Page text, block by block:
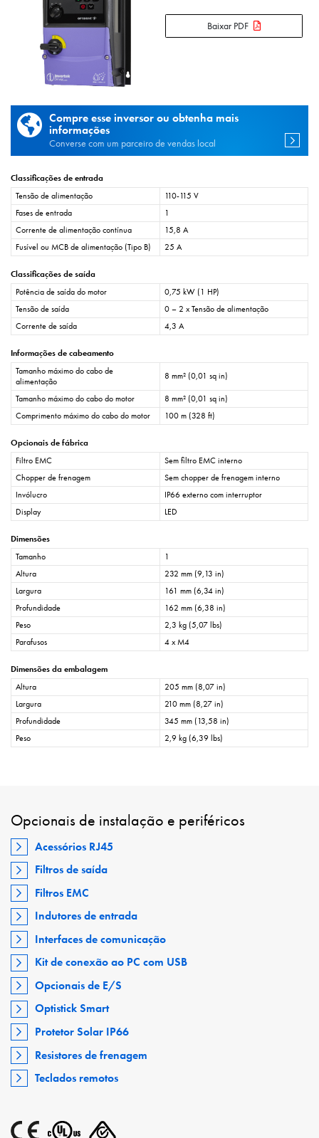
Baixar PDF
Compre esse inversor ou obtenha mais
informações
Converse com um parceiro de vendas local
Classificações de entrada
Tensão de alimentação
110-115 V
Fases de entrada
1
Corrente de alimentação contínua
15,8 A
Fusível ou MCB de alimentação (Tipo B)
25 A
Classificações de saída
Potência de saída do motor
0,75 kW (1 HP)
Tensão de saída
0 – 2 x Tensão de alimentação
Corrente de saída
4,3 A
Informações de cabeamento
Tamanho máximo do cabo de
alimentação
8 mm² (0,01 sq in)
Tamanho máximo do cabo do motor
8 mm² (0,01 sq in)
Comprimento máximo do cabo do motor
100 m (328 ft)
Opcionais de fábrica
Filtro EMC
Sem filtro EMC interno
Chopper de frenagem
Sem chopper de frenagem interno
Invólucro
IP66 externo com interruptor
Display
LED
Dimensões
Tamanho
1
Altura
232 mm (9,13 in)
Largura
161 mm (6,34 in)
Profundidade
162 mm (6,38 in)
Peso
2,3 kg (5,07 lbs)
Parafusos
4 x M4
Dimensões da embalagem
Altura
205 mm (8,07 in)
Largura
210 mm (8,27 in)
Profundidade
345 mm (13,58 in)
Peso
2,9 kg (6,39 lbs)
Opcionais de instalação e periféricos
Acessórios RJ45
Filtros de saída
Filtros EMC
Indutores de entrada
Interfaces de comunicação
Kit de conexão ao PC com USB
Opcionais de E/S
Optistick Smart
Protetor Solar IP66
Resistores de frenagem
Teclados remotos